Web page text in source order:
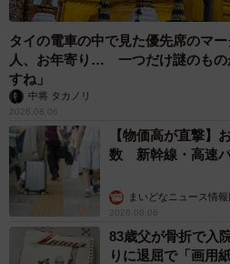
タイの電車の中で見た優先席のマ
人、お年寄り… 一つだけ謎のもの
すね」
中将 タカノリ
2026.08.06
【物価高が直撃】
数 新幹線・高速
まいどなニュース情報
2026.08.06
83歳父が骨折で入
りに退屈で「画用